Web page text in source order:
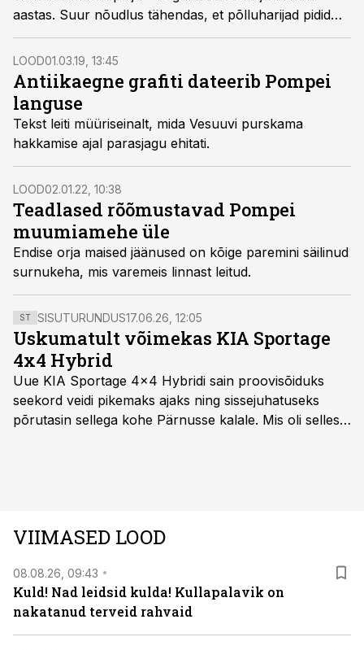
aastas. Suur nõudlus tähendas, et põlluharijad pidid
end pidevalt täiendama ning peagi hakkasid üle kogu
Itaalia kerkima veinimajandid, mis tootsid sama palju
kui mõni suur tehas tänapäeval.
LOOD01.03.19, 13:45
Antiikaegne grafiti dateerib Pompei
languse
Tekst leiti müüriseinalt, mida Vesuuvi purskama
hakkamise ajal parasjagu ehitati.
LOOD02.01.22, 10:38
Teadlased rõõmustavad Pompei
muumiamehe üle
Endise orja maised jäänused on kõige paremini säilinud
surnukeha, mis varemeis linnast leitud.
ST SISUTURUNDUS17.06.26, 12:05
Uskumatult võimekas KIA Sportage
4x4 Hybrid
Uue KIA Sportage 4x4 Hybridi sain proovisõiduks
seekord veidi pikemaks ajaks ning sissejuhatuseks
põrutasin sellega kohe Pärnusse kalale. Mis oli selles
VIIMASED LOOD
08.08.26, 09:43
Kuld! Nad leidsid kulda! Kullapalavik on
nakatanud terveid rahvaid